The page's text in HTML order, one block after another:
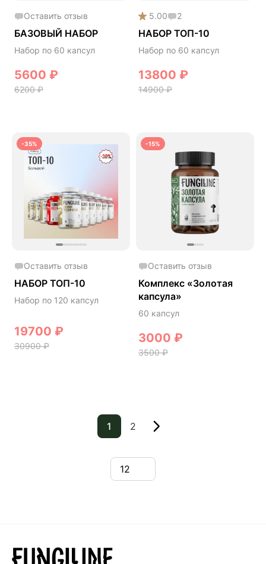
Оставить отзыв
БАЗОВЫЙ НАБОР
Набор по 60 капсул
5600 ₽
6200₽
5.00 2
НАБОР ТОП-10
Набор по 60 капсул
13800 ₽
14900₽
-35%
Оставить отзыв
НАБОР ТОП-10
Набор по 120 капсул
19700 ₽
30900₽
-15%
Оставить отзыв
Комплекс «Золотая
капсула»
60 капсул
3000 ₽
3500₽
1 2